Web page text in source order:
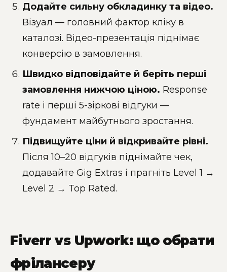
Додайте сильну обкладинку та відео.
Візуал — головний фактор кліку в
каталозі. Відео-презентація піднімає
конверсію в замовлення.
Швидко відповідайте й беріть перші
замовлення нижчою ціною. Response
rate і перші 5-зіркові відгуки —
фундамент майбутнього зростання.
Підвищуйте ціни й відкривайте рівні.
Після 10–20 відгуків піднімайте чек,
додавайте Gig Extras і прагніть Level 1 →
Level 2 → Top Rated.
Fiverr vs Upwork: що обрати
фрілансеру